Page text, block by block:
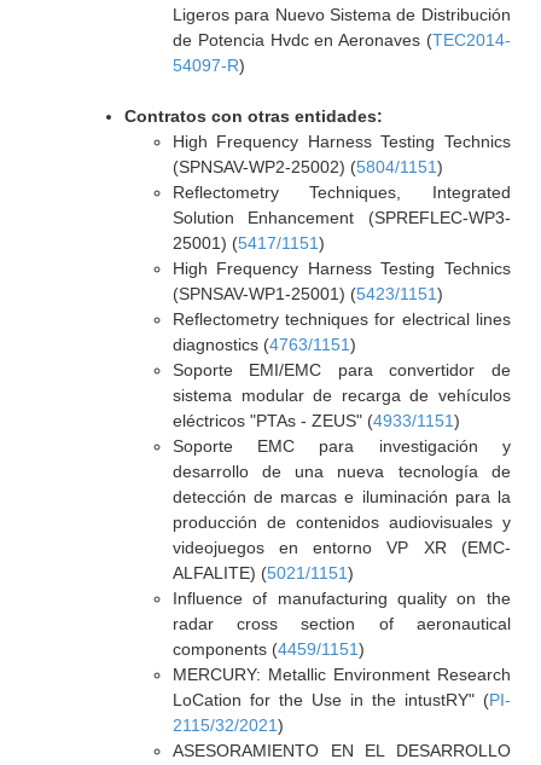
Ligeros para Nuevo Sistema de Distribución
de Potencia Hvdc en Aeronaves (TEC2014-
54097-R)
Contratos con otras entidades:
High Frequency Harness Testing Technics
(SPNSAV-WP2-25002) (5804/1151)
Reflectometry Techniques, Integrated
Solution Enhancement (SPREFLEC-WP3-
25001) (5417/1151)
High Frequency Harness Testing Technics
(SPNSAV-WP1-25001) (5423/1151)
Reflectometry techniques for electrical lines
diagnostics (4763/1151)
Soporte EMI/EMC para convertidor de
sistema modular de recarga de vehículos
eléctricos "PTAs - ZEUS" (4933/1151)
Soporte EMC para investigación y
desarrollo de una nueva tecnología de
detección de marcas e iluminación para la
producción de contenidos audiovisuales y
videojuegos en entorno VP XR (EMC-
ALFALITE) (5021/1151)
Influence of manufacturing quality on the
radar cross section of aeronautical
components (4459/1151)
MERCURY: Metallic Environment Research
LoCation for the Use in the intustRY" (PI-
2115/32/2021)
ASESORAMIENTO EN EL DESARROLLO